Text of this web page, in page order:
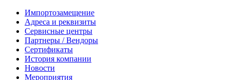
Импортозамещение
Адреса и реквизиты
Сервисные центры
Партнеры / Вендоры
Сертификаты
История компании
Новости
Мероприятия